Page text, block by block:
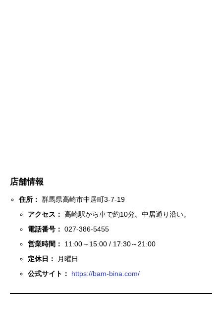
店舗情報
住所： 群馬県高崎市中居町3-7-19
アクセス： 高崎駅から車で約10分。中居通り沿い。
電話番号： 027-386-5455
営業時間：
11:00～15:00 / 17:30～21:00
定休日：
月曜日
公式サイト：
https://bam-bina.com/